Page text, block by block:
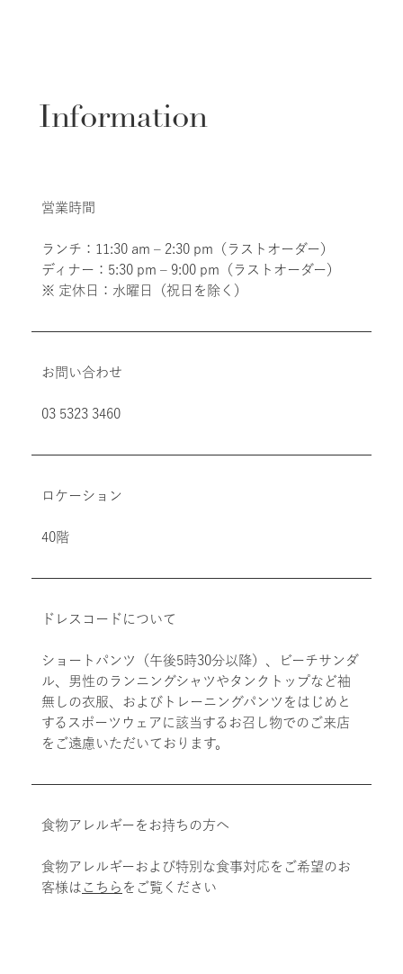
Information
営業時間
ランチ：11:30 am – 2:30 pm（ラストオーダー）
ディナー：5:30 pm – 9:00 pm（ラストオーダー）
※ 定休日：水曜日（祝日を除く）
お問い合わせ
03 5323 3460
ロケーション
40階
ドレスコードについて
ショートパンツ（午後5時30分以降）、ビーチサンダ
ル、男性のランニングシャツやタンクトップなど袖
無しの衣服、およびトレーニングパンツをはじめと
するスポーツウェアに該当するお召し物でのご来店
をご遠慮いただいております。
食物アレルギーをお持ちの方へ
食物アレルギーおよび特別な食事対応をご希望のお
客様は こちら をご覧ください